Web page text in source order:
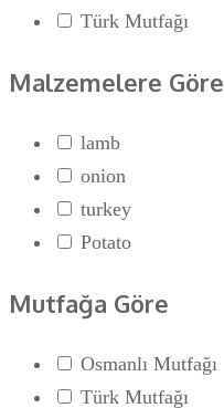
Türk Mutfağı
Malzemelere Göre
lamb
onion
turkey
Potato
Mutfağa Göre
Osmanlı Mutfağı
Türk Mutfağı